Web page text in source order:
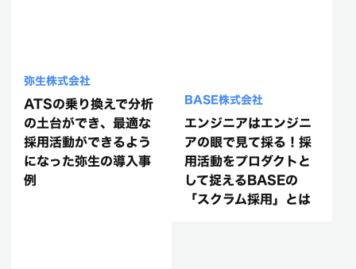
弥生株式会社
ATSの乗り換えで分析
の土台ができ、最適な
採用活動ができるよう
になった弥生の導入事
例
BASE株式会社
エンジニアはエンジニ
アの眼で見て採る！採
用活動をプロダクトと
して捉えるBASEの
「スクラム採用」とは